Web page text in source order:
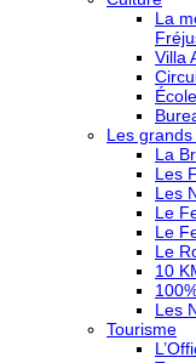
La
Villa
Les
La
Les
Les
Le
Le
Le
10
Les
Tourisme